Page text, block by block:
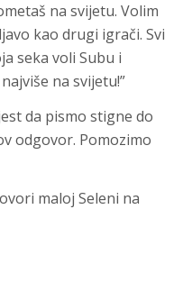
na svijetu. Volim
kao drugi igrači. Svi
seka voli Subu i
na svijetu!”
da pismo stigne do
odgovor. Pomozimo
maloj Seleni na